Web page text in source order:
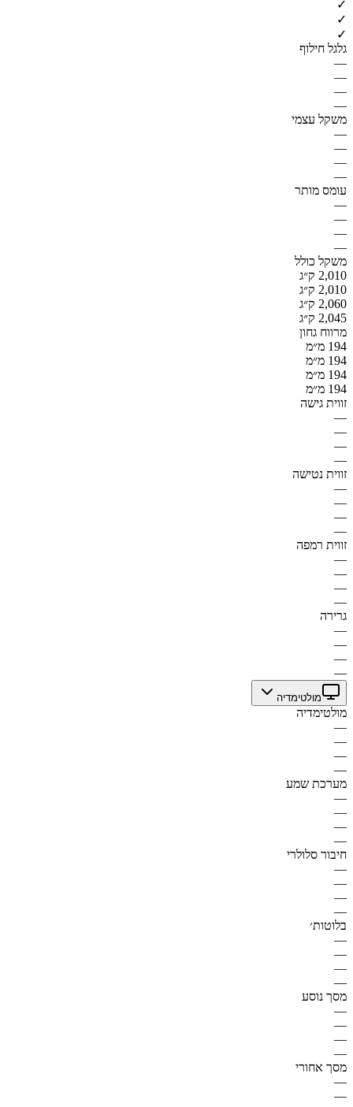
✓
✓
✓
גלגל חילוף
—
—
—
—
משקל עצמי
—
—
—
—
עומס מותר
—
—
—
—
משקל כולל
2,010 ק״ג
2,010 ק״ג
2,060 ק״ג
2,045 ק״ג
מרווח גחון
194 מ״מ
194 מ״מ
194 מ״מ
194 מ״מ
זווית גישה
—
—
—
—
זווית נטישה
—
—
—
—
זווית רמפה
—
—
—
—
גרירה
—
—
—
—
מולטימדיה
מולטימדיה
—
—
—
—
מערכת שמע
—
—
—
—
חיבור סלולרי
—
—
—
—
בלוטות׳
—
—
—
—
מסך נוסע
—
—
—
—
מסך אחורי
—
—